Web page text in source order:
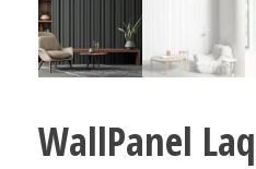
WallPanel